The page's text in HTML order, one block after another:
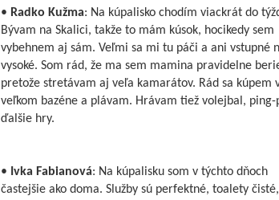
• Radko Kužma: Na kúpalisko chodím viackrát do
Bývam na Skalici, takže to mám kúsok, hocikedy sem
vybehnem aj sám. Veľmi sa mi tu páči a ani vstupné
vysoké. Som rád, že ma sem mamina pravidelne
pretože stretávam aj veľa kamarátov. Rád sa kúpem
veľkom bazéne a plávam. Hrávam tiež volejbal, ping-
ďalšie hry.
• Ivka Fabianová: Na kúpalisku som v týchto dňoch
častejšie ako doma. Služby sú perfektné, toalety čisté,